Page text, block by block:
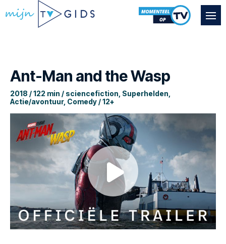
Ant-Man and the Wasp
2018 / 122 min / sciencefiction, Superhelden,
Actie/avontuur, Comedy / 12+